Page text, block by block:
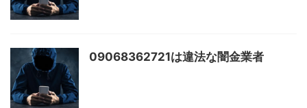
09068362721は違法な闇金業者